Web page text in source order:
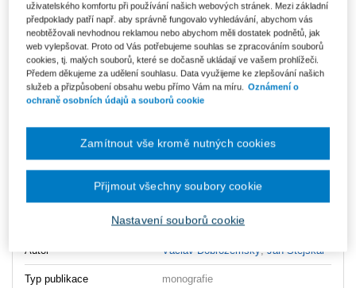
ks Vložit do košíku
Ceny jsou včetně DPH
Ke stažení
OBSAH_Nevydelecne_organizace_v_praxi_2vyd
UKAZKA3_NO_v_praxi_2vyd
Wolters Kluwer
Autor Václav Dobrozemský ,Jan Stejskal
Typ publikace monografie
uživatelského komfortu při používání našich webových stránek. Mezi základní
předpoklady patří např. aby správně fungovalo vyhledávání, abychom vás
neobtěžovali nevhodnou reklamou nebo abychom měli dostatek podnětů, jak
web vylepšovat. Proto od Vás potřebujeme souhlas se zpracováním souborů
cookies, tj. malých souborů, které se dočasně ukládají ve vašem prohlížeči.
Předem děkujeme za udělení souhlasu. Data využijeme ke zlepšování našich
služeb a přizpůsobení obsahu webu přímo Vám na míru. Oznámení o
ochraně osobních údajů a souborů cookie
Nastavení souborů cookie
Zamítnout vše kromě nutných cookies
Přijmout všechny soubory cookie